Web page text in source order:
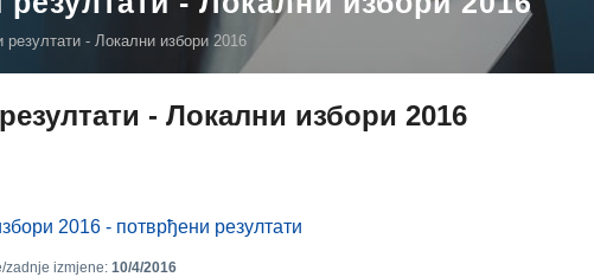
резултати - Локални избори 2016
- Локални избори 2016
2016 - потврђени резултати
zadnje izmjene: 10/4/2016